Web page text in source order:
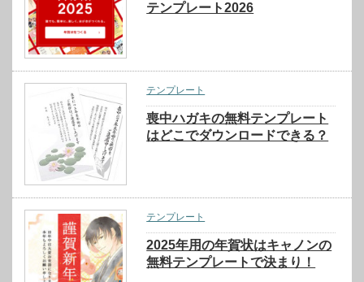
テンプレート2026
テンプレート
喪中ハガキの無料テンプレート
はどこでダウンロードできる？
テンプレート
2025年用の年賀状はキャノンの
無料テンプレートで決まり！